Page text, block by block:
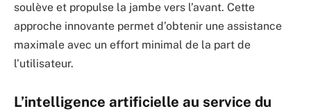
soulève et propulse la jambe vers l’avant. Cette
approche innovante permet d’obtenir une assistance
maximale avec un effort minimal de la part de
l’utilisateur.
L’intelligence artificielle au service du